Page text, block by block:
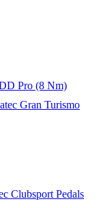
Pro (8 Nm)
Gran Turismo
Clubsport Pedals